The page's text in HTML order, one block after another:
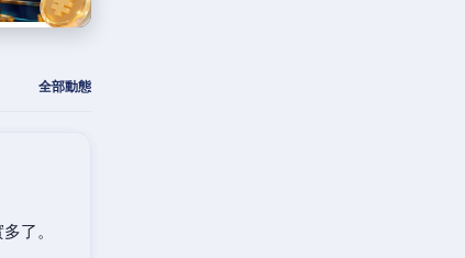
全部動態
了。